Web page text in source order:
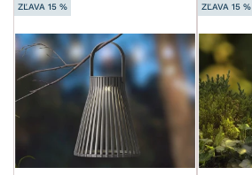
ZĽAVA 15 % ZĽAVA 15 %